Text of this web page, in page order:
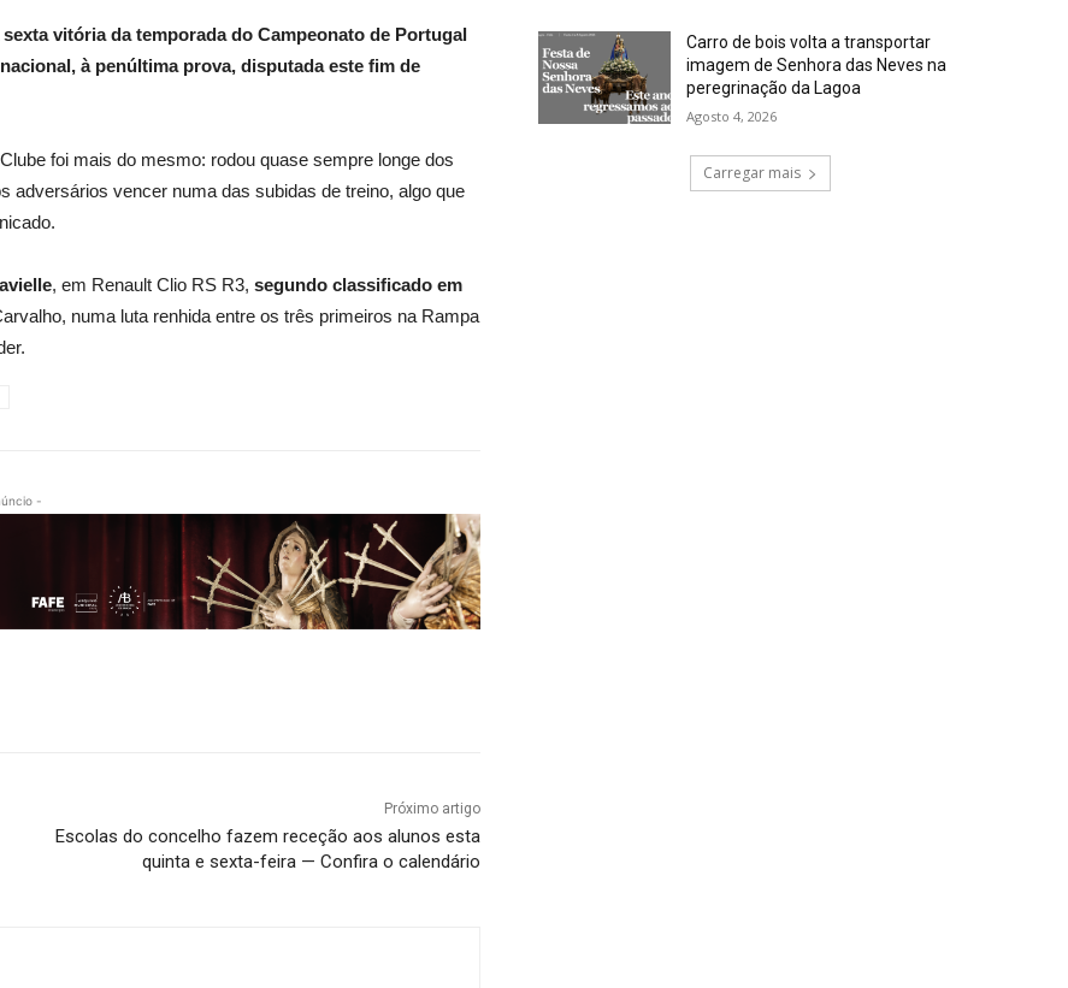
vitória da temporada do Campeonato de Portugal
à penúltima prova, disputada este fim de
foi mais do mesmo: rodou quase sempre longe dos
adversários vencer numa das subidas de treino, algo que
, em Renault Clio RS R3, segundo classificado em
numa luta renhida entre os três primeiros na Rampa
-
Próximo artigo
Escolas do concelho fazem receção aos alunos esta
quinta e sexta-feira — Confira o calendário
Carro de bois volta a transportar
imagem de Senhora das Neves na
peregrinação da Lagoa
Agosto 4, 2026
Carregar mais